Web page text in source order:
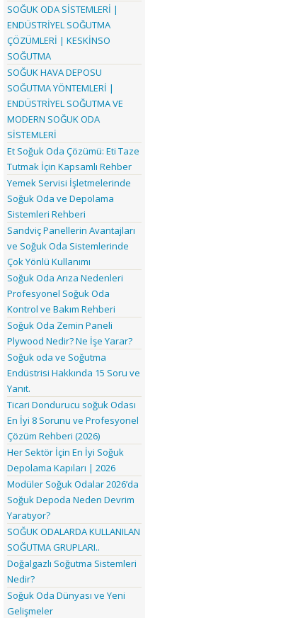
SOĞUK ODA SİSTEMLERİ |
ENDÜSTRİYEL SOĞUTMA
ÇÖZÜMLERİ | KESKİNSO
SOĞUTMA
SOĞUK HAVA DEPOSU
SOĞUTMA YÖNTEMLERİ |
ENDÜSTRİYEL SOĞUTMA VE
MODERN SOĞUK ODA
SİSTEMLERİ
Et Soğuk Oda Çözümü: Eti Taze
Tutmak İçin Kapsamlı Rehber
Yemek Servisi İşletmelerinde
Soğuk Oda ve Depolama
Sistemleri Rehberi
Sandviç Panellerin Avantajları
ve Soğuk Oda Sistemlerinde
Çok Yönlü Kullanımı
Soğuk Oda Arıza Nedenleri
Profesyonel Soğuk Oda
Kontrol ve Bakım Rehberi
Soğuk Oda Zemin Paneli
Plywood Nedir? Ne İşe Yarar?
Soğuk oda ve Soğutma
Endüstrisi Hakkında 15 Soru ve
Yanıt.
Ticari Dondurucu soğuk Odası
En İyi 8 Sorunu ve Profesyonel
Çözüm Rehberi (2026)
Her Sektör İçin En İyi Soğuk
Depolama Kapıları | 2026
Modüler Soğuk Odalar 2026’da
Soğuk Depoda Neden Devrim
Yaratıyor?
SOĞUK ODALARDA KULLANILAN
SOĞUTMA GRUPLARI..
Doğalgazlı Soğutma Sistemleri
Nedir?
Soğuk Oda Dünyası ve Yeni
Gelişmeler